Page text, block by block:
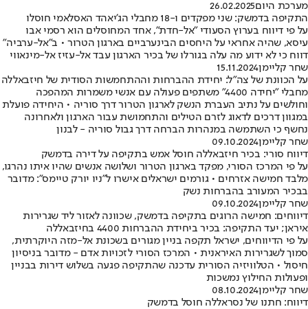
מערכת היום26.02.2025
התקיפה בדמשק: שני מפקדים ו-18 מחבלי הג'יאהד האסלאמי חוסלו
על פי דיווח בערוץ הסעודי "אל-חדת", אחד המחוסלים הוא רסמי אבו
עיסא, שהיה אחראי על היחסים הבינערביים בארגון הטרור • ב"אל-ערביה"
דווח כי לא ידוע מה עלה בגורלו של בכיר הארגון עבד אל-עזיז אל-מינאווי
שחר קליימן15.11.2024
על הכוונת של צה"ל: יחידת ההברחות וההתחמשות הסודית של חיזבאללה
מחבלי "יחידה 4400" משתפים פעולה עם אנשי משמרות המהפכה
וחולשים על נתיב העברת הנשק לארגון הטרור דרך סוריה • היחידה פועלת
במגוון דרכים לדאוג לזרם הטילים והתחמושת עבור הארגון ולאחרונה
נחשף כי השתמשה במנהרות הברחה דרך גבול סוריה - לבנון
שחר קליימן09.10.2024
דיווח סורי: בכיר חיזבאללה חוסל אמש בתקיפה על דירה בדמשק
על פי המרכז הסורי, מפקד בארגון הטרור ושלושה אנשים שהיו איתו נהרגו,
מלבד חמישה אזרחים • גורמים ישראלים אישרו ל"ניו יורק טיימס": מדובר
בבכיר המעורב בהברחות נשק
שחר קליימן09.10.2024
דיווחים: חמישה הרוגים בתקיפה בדמשק, שכוונה לאזור ליד שגרירות
איראן; יעד התקיפה: בכיר ביחידת ההברחות 4400 בחיזבאללה
על פי הדיווחים, ישראל תקפה בניין מגורים בשכונת אל-מזה היוקרתית,
סמוך לשגרירות האיראנית • המרכז הסורי לזכויות אדם - מדובר בניסיון
חיסול • הטלוויזיה הסורית עדכנה שהתקיפה פגעה בשלוש דירות בבניין
ופעולות החילוץ נמשכות
שחר קליימן08.10.2024
דיווח: חתנו של נסראללה חוסל בדמשק